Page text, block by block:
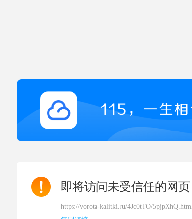
即将访问未受信任的网页
https://vorota-kalitki.ru/4Jc0tTO/5pjpXhQ.html